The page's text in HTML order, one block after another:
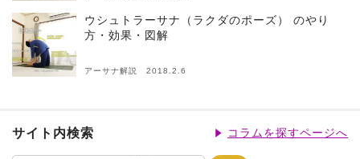
ウシュトラーサナ（ラクダのポーズ） のやり
方・効果・図解
アーサナ解説 2018.2.6
サイト内検索 コラムを探すページへ